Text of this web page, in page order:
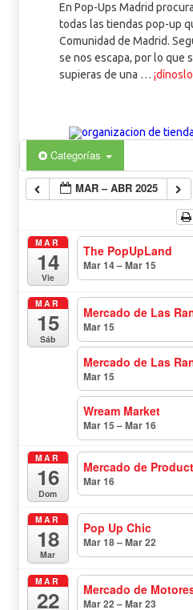
En Pop-Ups Madrid
todas las tiendas pop-up
Comunidad de Madrid.
se nos escapa, por lo que
supieras de una …
Categorías
MAR – ABR 2025
MAR
14
Vie
The PopUpLand
Mar 14 – Mar 15
MAR
15
Sáb
Mercado de Las
Mar 15
Mercado de Las
Mar 15
Wream Market
Mar 15 – Mar 16
MAR
16
Dom
Mercado de
Mar 16
MAR
18
Mar
Pop Up Chic
Mar 18 – Mar 22
MAR
22 Mercado de
Mar 22 – Mar 23